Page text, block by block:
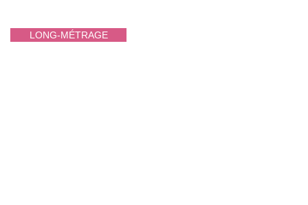
LONG-MÉTRAGE